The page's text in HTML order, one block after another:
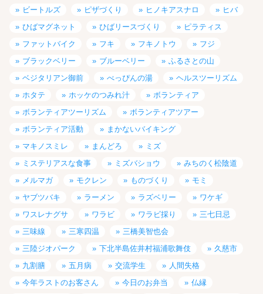
ビートルズ
ピザづくり ヒノキアスナロ
ヒバ
ひばマグネット
ひばリースづくり
ピラティス
ファットバイク
フキ フキノトウ
フジ
ブラックベリー
ブルーベリー
ふるさとの山
ベジタリアン御前
べっぴんの湯
ヘルスツーリズム
ホタテ
ホッケのつみれ汁
ボランティア
ボランティアツーリズム
ボランティアツアー
ボランティア活動
まかないバイキング
マキノスミレ
まんどろ
ミズ
ミステリアスな食事
ミズバショウ
みちのく松陰道
メルマガ
モクレン ものづくり
モミ
ヤブツバキ
ラーメン ラズベリー
ワケギ
ワスレナグサ
ワラビ ワラビ採り
三七日忌
三味線
三寒四温
三橋美智也会
三陸ジオパーク
下北半島佐井村福浦歌舞伎
久慈市
九割膳
五月病 交流学生
人間失格
今年ラストのお客さん
今日のお弁当
仏縁